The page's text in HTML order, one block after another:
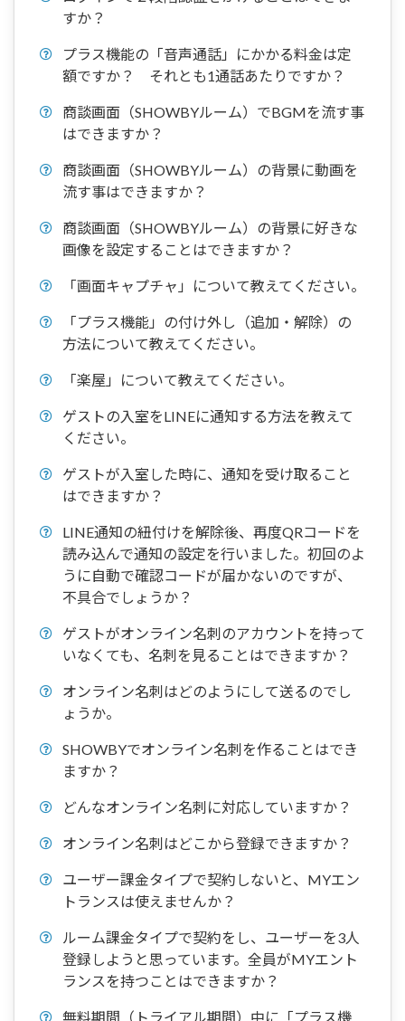
すか？
プラス機能の「音声通話」にかかる料金は定
額ですか？ それとも1通話あたりですか？
商談画面（SHOWBYルーム）でBGMを流す事
はできますか？
商談画面（SHOWBYルーム）の背景に動画を
流す事はできますか？
商談画面（SHOWBYルーム）の背景に好きな
画像を設定することはできますか？
「画面キャプチャ」について教えてください。
「プラス機能」の付け外し（追加・解除）の
方法について教えてください。
「楽屋」について教えてください。
ゲストの入室をLINEに通知する方法を教えて
ください。
ゲストが入室した時に、通知を受け取ること
はできますか？
LINE通知の紐付けを解除後、再度QRコードを
読み込んで通知の設定を行いました。初回のよ
うに自動で確認コードが届かないのですが、
不具合でしょうか？
ゲストがオンライン名刺のアカウントを持って
いなくても、名刺を見ることはできますか？
オンライン名刺はどのようにして送るのでし
ょうか。
SHOWBYでオンライン名刺を作ることはでき
ますか？
どんなオンライン名刺に対応していますか？
オンライン名刺はどこから登録できますか？
ユーザー課金タイプで契約しないと、MYエン
トランスは使えませんか？
ルーム課金タイプで契約をし、ユーザーを3人
登録しようと思っています。全員がMYエント
ランスを持つことはできますか？
無料期間（トライアル期間）中に「プラス機